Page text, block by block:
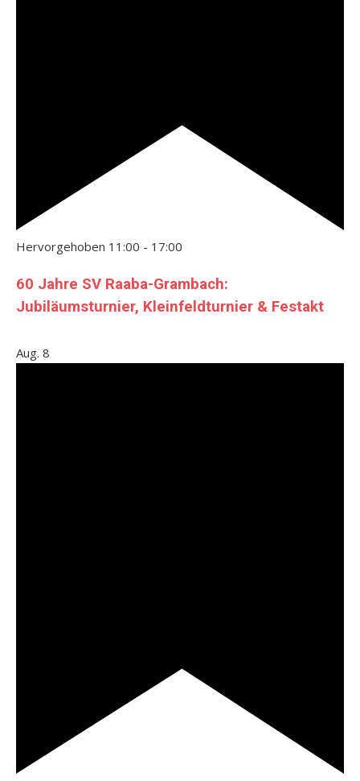
Hervorgehoben 11:00 - 17:00
60 Jahre SV Raaba-Grambach:
Jubiläumsturnier, Kleinfeldturnier & Festakt
Aug. 8